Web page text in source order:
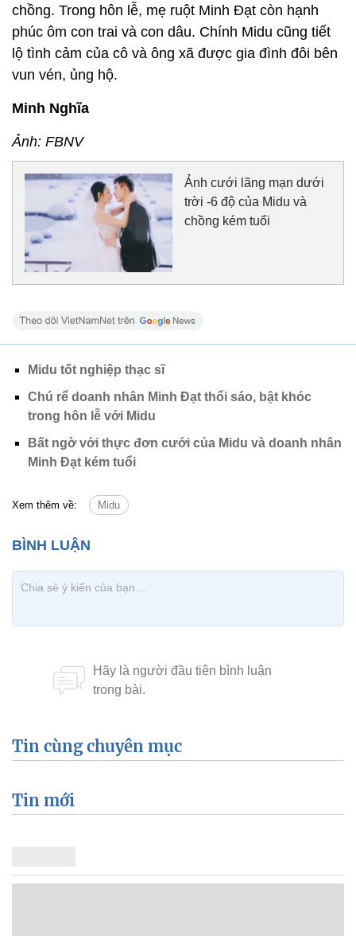
chồng. Trong hôn lễ, mẹ ruột Minh Đạt còn hạnh
phúc ôm con trai và con dâu. Chính Midu cũng tiết
lộ tình cảm của cô và ông xã được gia đình đôi bên
vun vén, ủng hộ.
Minh Nghĩa
Ảnh: FBNV
Ảnh cưới lãng mạn dưới
trời -6 độ của Midu và
chồng kém tuổi
Midu tốt nghiệp thạc sĩ
Chú rể doanh nhân Minh Đạt thổi sáo, bật khóc
trong hôn lễ với Midu
Bất ngờ với thực đơn cưới của Midu và doanh nhân
Minh Đạt kém tuổi
Xem thêm về: Midu
Tin cùng chuyên mục
Tin mới